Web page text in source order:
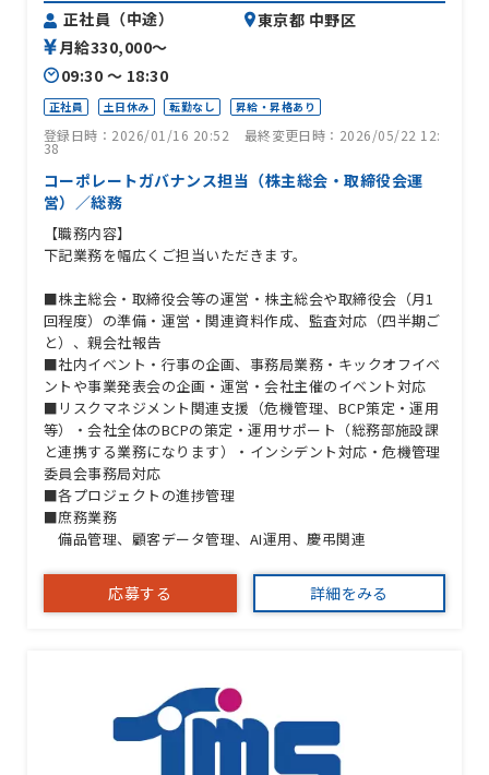
正社員（中途）
月給330,000〜
09:30 〜 18:30
東京都 中野区
正社員 土日休み 転勤なし 昇給・昇格あり
登録日時：2026/01/16 20:52 最終変更日時：2026/05/22 12:
38
コーポレートガバナンス担当（株主総会・取締役会運
営）／総務
【職務内容】
下記業務を幅広くご担当いただきます。
■株主総会・取締役会等の運営・株主総会や取締役会（月1
回程度）の準備・運営・関連資料作成、監査対応（四半期ご
と）、親会社報告
■社内イベント・行事の企画、事務局業務・キックオフイベ
ントや事業発表会の企画・運営・会社主催のイベント対応
■リスクマネジメント関連支援（危機管理、BCP策定・運用
等）・会社全体のBCPの策定・運用サポート（総務部施設課
と連携する業務になります）・インシデント対応・危機管理
委員会事務局対応
■各プロジェクトの進捗管理
■庶務業務
備品管理、顧客データ管理、AI運用、慶弔関連
応募する 詳細をみる